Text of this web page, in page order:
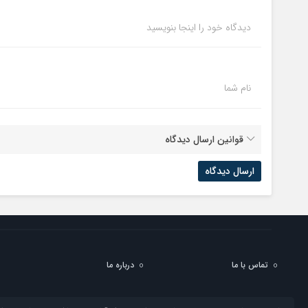
دیدگاه خود را اینجا بنویسید
نام شما
قوانین ارسال دیدگاه
تماس با ما درباره ما